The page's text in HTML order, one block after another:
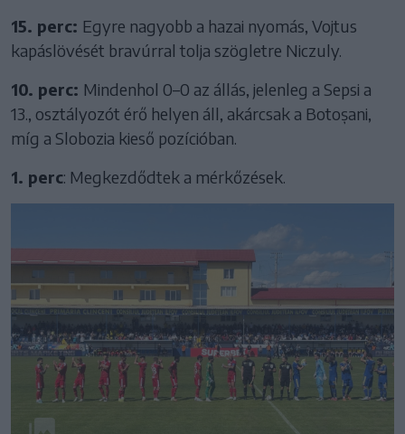
15. perc: Egyre nagyobb a hazai nyomás, Vojtus
kapáslövését bravúrral tolja szögletre Niczuly.
10. perc: Mindenhol 0–0 az állás, jelenleg a Sepsi a
13., osztályozót érő helyen áll, akárcsak a Botoșani,
míg a Slobozia kieső pozícióban.
1. perc: Megkezdődtek a mérkőzések.